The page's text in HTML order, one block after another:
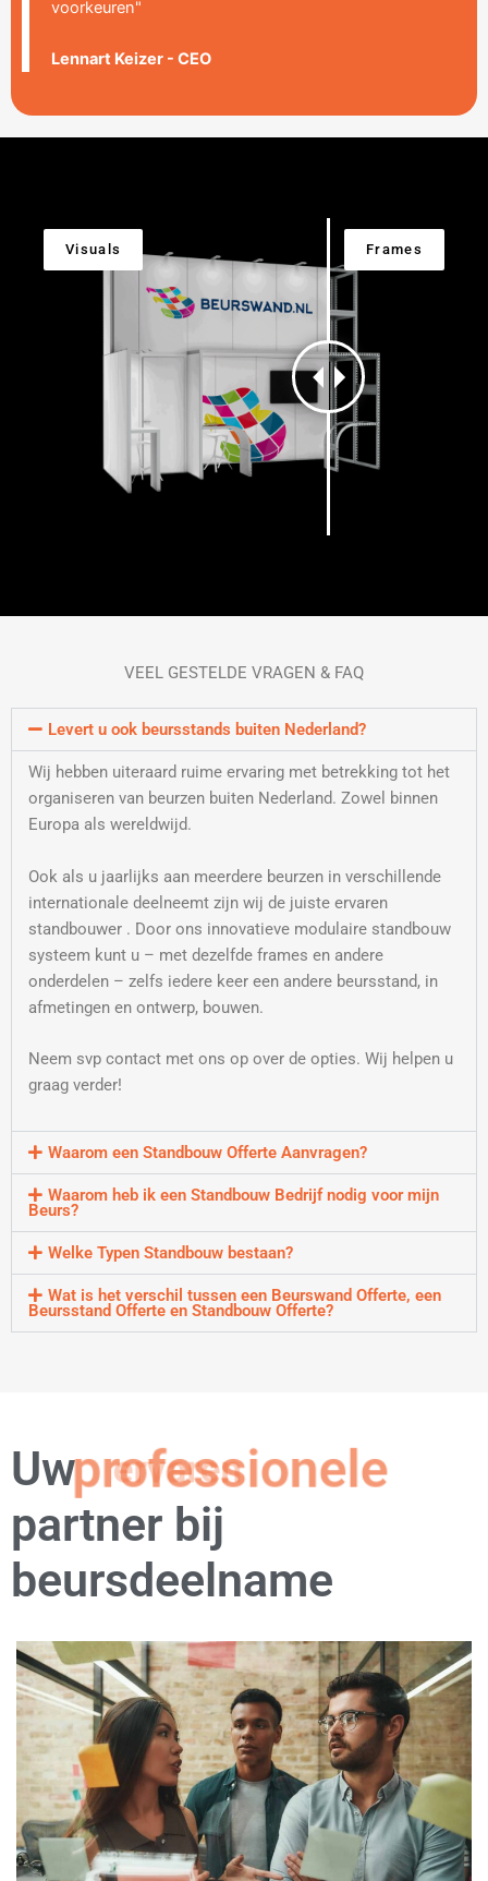
voorkeuren"
Lennart Keizer - CEO
VEEL GESTELDE VRAGEN & FAQ
Levert u ook beursstands buiten Nederland?
Wij hebben uiteraard ruime ervaring met betrekking tot het
organiseren van beurzen buiten Nederland. Zowel binnen
Europa als wereldwijd.
Ook als u jaarlijks aan meerdere beurzen in verschillende
internationale deelneemt zijn wij de juiste ervaren
standbouwer . Door ons innovatieve modulaire standbouw
systeem kunt u – met dezelfde frames en andere
onderdelen – zelfs iedere keer een andere beursstand, in
afmetingen en ontwerp, bouwen.
Neem svp contact met ons op over de opties. Wij helpen u
graag verder!
Waarom een Standbouw Offerte Aanvragen?
Waarom heb ik een Standbouw Bedrijf nodig voor mijn
Beurs?
Welke Typen Standbouw bestaan?
Wat is het verschil tussen een Beurswand Offerte, een
Beursstand Offerte en Standbouw Offerte?
Uw professionele
partner bij
beursdeelname